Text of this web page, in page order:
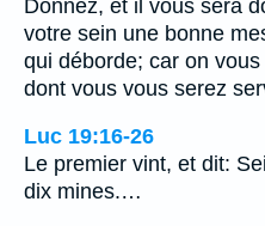
Donnez, et il vous sera
votre sein une bonne
qui déborde; car on
dont vous vous serez
Luc 19:16-26
Le premier vint, et dit:
dix mines.…